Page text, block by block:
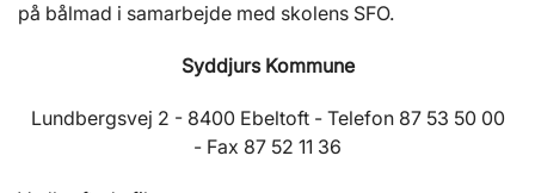
på bålmad i samarbejde med skolens SFO.
Syddjurs Kommune
Lundbergsvej 2 - 8400 Ebeltoft - Telefon 87 53 50 00
- Fax 87 52 11 36